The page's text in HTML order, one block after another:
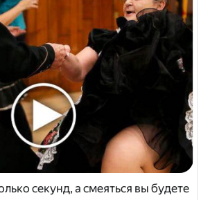
секунд, а смеяться вы будете